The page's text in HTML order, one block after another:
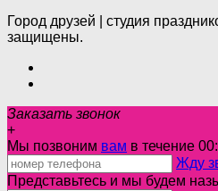
Город друзей | студия
защищены.
Заказать звонок
+
Мы позвоним вам в течение 00:
Жду
Представьтесь и мы будем